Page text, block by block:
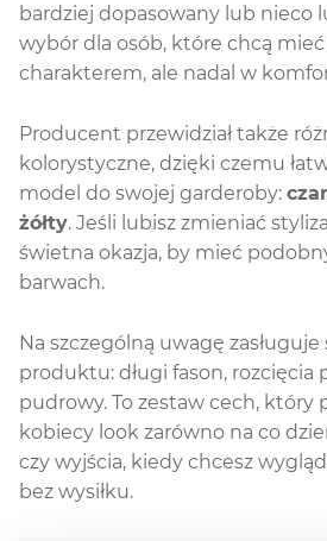
bardziej dopasowany lub nieco
wybór dla osób, które chcą
charakterem, ale nadal w
Producent przewidział także
kolorystyczne, dzięki czemu
model do swojej garderoby:
żółty. Jeśli lubisz zmieniać
świetna okazja, by mieć
barwach.
Na szczególną uwagę
produktu: długi fason, rozcięcia
pudrowy. To zestaw cech, który
kobiecy look zarówno na co
czy wyjścia, kiedy chcesz
bez wysiłku.